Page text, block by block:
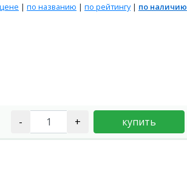
| по названию | по рейтингу | по наличию
- + купить